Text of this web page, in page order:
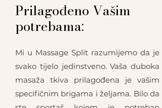
Prilagođeno Vašim
potrebama:
Mi u Massage Split razumijemo da je
svako tijelo jedinstveno. Vaša duboka
masaža tkiva prilagođena je vašim
specifičnim brigama i željama. Bilo da